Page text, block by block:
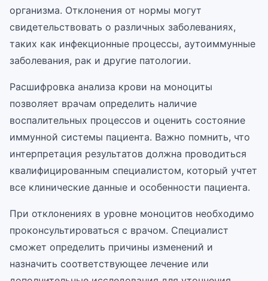
организма. Отклонения от нормы могут
свидетельствовать о различных заболеваниях,
таких как инфекционные процессы, аутоиммунные
заболевания, рак и другие патологии.
Расшифровка анализа крови на моноциты
позволяет врачам определить наличие
воспалительных процессов и оценить состояние
иммунной системы пациента. Важно помнить, что
интерпретация результатов должна проводиться
квалифицированным специалистом, который учтет
все клинические данные и особенности пациента.
При отклонениях в уровне моноцитов необходимо
проконсультироваться с врачом. Специалист
сможет определить причины изменений и
назначить соответствующее лечение или